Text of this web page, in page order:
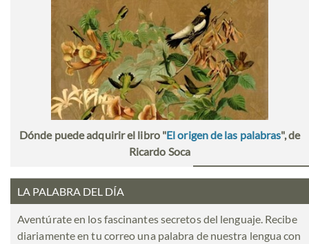
Dónde puede adquirir el libro "El origen de las palabras", de
Ricardo Soca
LA PALABRA DEL DÍA
Aventúrate en los fascinantes secretos del lenguaje. Recibe
diariamente en tu correo una palabra de nuestra lengua con